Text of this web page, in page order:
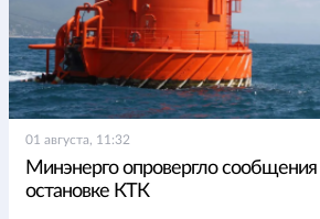
01 августа, 11:32
Минэнерго опровергло
остановке КТК